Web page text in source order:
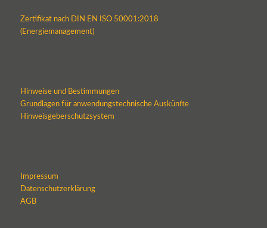
Zertifikat nach DIN EN ISO 50001:2018
(Energiemanagement)
Hinweise und Bestimmungen
Grundlagen für anwendungstechnische Auskünfte
Hinweisgeberschutzsystem
Impressum
Datenschutzerklärung
AGB